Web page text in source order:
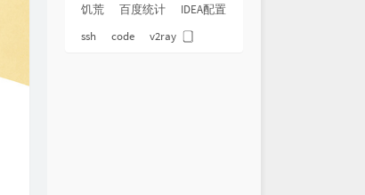
饥荒
百度统计
IDEA配置
ssh
code v2ray